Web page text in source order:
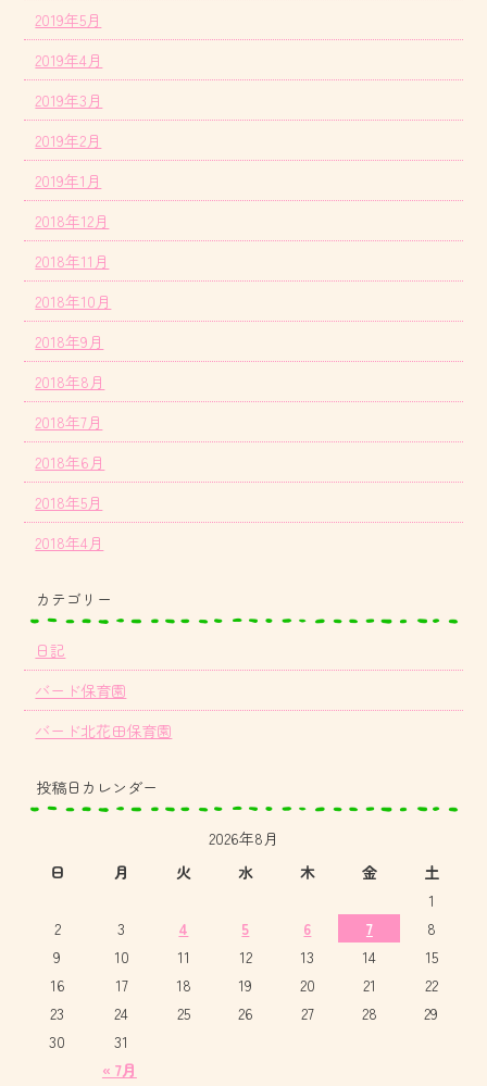
2019年5月
2019年4月
2019年3月
2019年2月
2019年1月
2018年12月
2018年11月
2018年10月
2018年9月
2018年8月
2018年7月
2018年6月
2018年5月
2018年4月
カテゴリー
日記
バード保育園
バード北花田保育園
投稿日カレンダー
2026年8月
日
月 火 水 木 金 土
« 7月
1
2
3 4 5 6 7
8
9
10 11 12 13 14
15
16
17 18 19 20 21
22
23
24 25 26 27 28
29
30
31